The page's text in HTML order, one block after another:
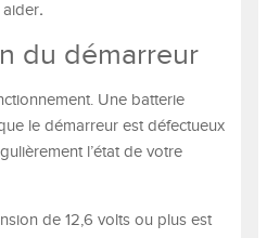
aider.
du démarreur
Une batterie
le démarreur est défectueux
l’état de votre
de 12,6 volts ou plus est